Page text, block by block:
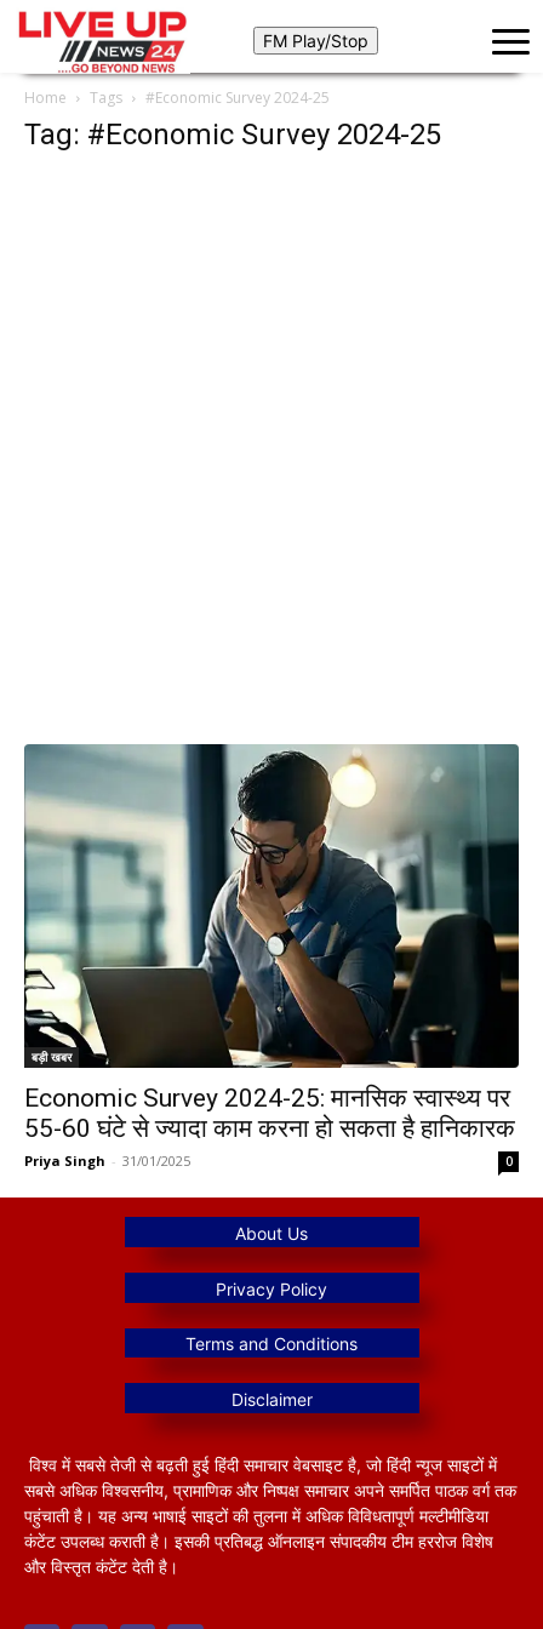
Home Tags #Economic Survey 2024-25
Tag: #Economic Survey 2024-25
बड़ी खबर
Economic Survey 2024-25: मानसिक स्वास्थ्य पर
55-60 घंटे से ज्यादा काम करना हो सकता है हानिकारक
Priya Singh - 31/01/2025 0
विश्व में सबसे तेजी से बढ़ती हुई हिंदी समाचार वेबसाइट है, जो हिंदी न्यूज साइटों में
सबसे अधिक विश्वसनीय, प्रामाणिक और निष्पक्ष समाचार अपने समर्पित पाठक वर्ग तक
पहुंचाती है। यह अन्य भाषाई साइटों की तुलना में अधिक विविधतापूर्ण मल्टीमीडिया
कंटेंट उपलब्ध कराती है। इसकी प्रतिबद्ध ऑनलाइन संपादकीय टीम हररोज विशेष
और विस्तृत कंटेंट देती है।